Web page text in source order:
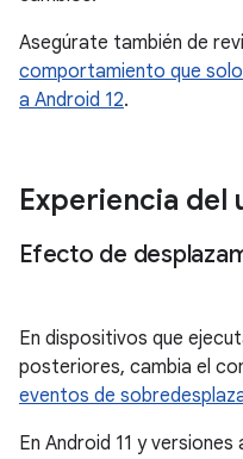
Asegúrate también de
comportamiento que
a Android 12.
Experiencia del
Efecto de
En dispositivos que
posteriores, cambia el
eventos de
En Android 11 y